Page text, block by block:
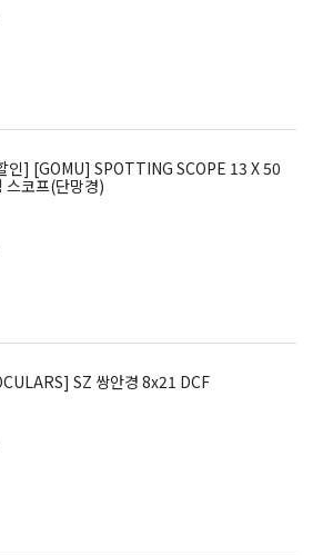
인] [GOMU] SPOTTING SCOPE 13 X 50
스코프(단망경)
SZ 쌍안경 8x21 DCF